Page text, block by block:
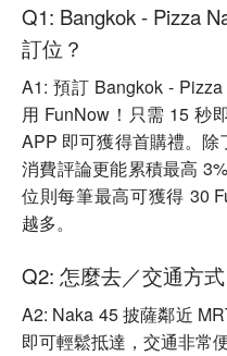
Q1: Bangkok - Pizza
訂位？
A1: 預訂 Bangkok -
用 FunNow！只需 15 秒
APP 即可獲得首購禮。
消費評論更能累積最高
位則每筆最高可獲得 30
越多。
Q2: 怎麼去／交通方式
A2: Naka 45 披薩鄰近
即可輕鬆抵達，交通非常